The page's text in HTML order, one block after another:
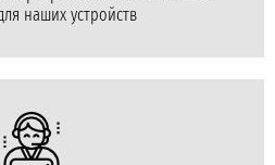
наших устройств